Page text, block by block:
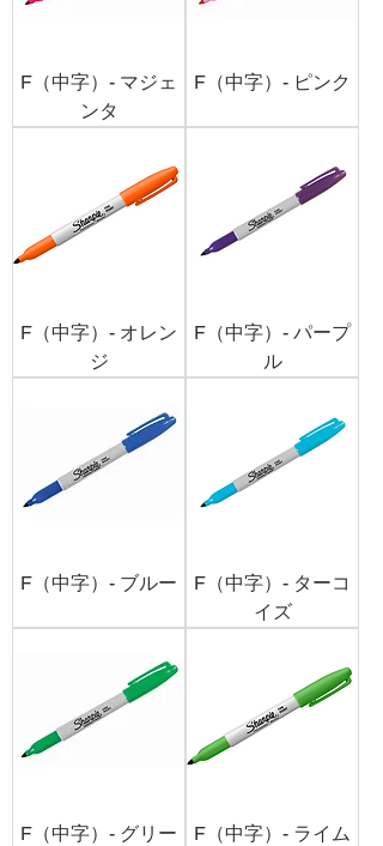
F（中字）- マジェ
ンタ
F（中字）- ピンク
F（中字）- オレン
ジ
F（中字）- パープ
ル
F（中字）- ブルー
F（中字）- ターコ
イズ
F（中字）- グリー
F（中字）- ライム